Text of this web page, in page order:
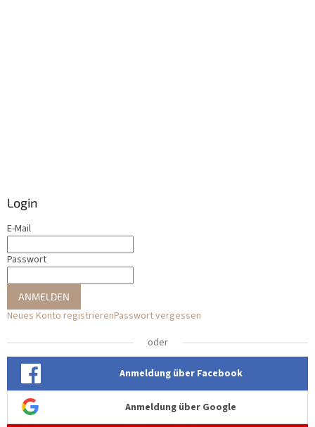
Login
E-Mail
Passwort
ANMELDEN
Neues Konto registrierenPasswort vergessen
oder
Anmeldung über Facebook
Anmeldung über Google